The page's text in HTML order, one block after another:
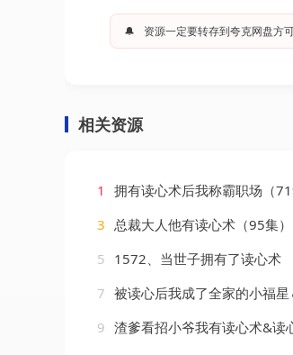
🔔 资源一定要转存到夸克网盘方
相关资源
1 拥有读心术后我称霸职场（
3 总裁大人他有读心术（95集）
5 1572、当世子拥有了读心术
7 被读心后我成了全家的小福星＆下山后全家
9 渣爹看招小爷我有读心术&读心